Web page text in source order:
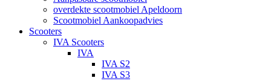
overdekte scootmobiel Apeldoorn
Scootmobiel Aankoopadvies
Scooters
IVA Scooters
IVA
IVA S2
IVA S3